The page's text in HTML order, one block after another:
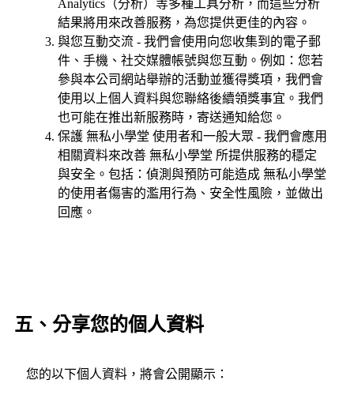
Analytics（分析）等多種工具分析，而這些分析
結果將用來改善服務，為您提供更佳的內容。
與您互動交流 - 我們會使用向您收集到的電子郵
件、手機、社交媒體帳號與您互動。例如：您若
參與本公司網站舉辦的活動並獲得獎項，我們會
使用以上個人資料與您聯絡後續領獎事宜。我們
也可能在推出新服務時，寄送通知給您。
保護 無私小學堂 使用者和一般大眾 - 我們會應用
相關資料來改善 無私小學堂 所提供服務的穩定
與安全。包括：偵測與預防可能造成 無私小學堂
的使用者傷害的濫用行為、安全性風險，並做出
回應。
五、分享您的個人資料
您的以下個人資料，將會公開顯示：